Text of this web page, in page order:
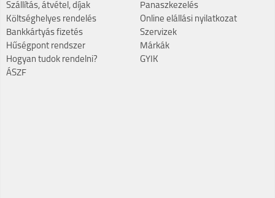
Szállítás, átvétel, díjak
Költséghelyes rendelés
Bankkártyás fizetés
Hűségpont rendszer
Hogyan tudok rendelni?
ÁSZF
Panaszkezelés
Online elállási nyilatkozat
Szervizek
Márkák
GYIK